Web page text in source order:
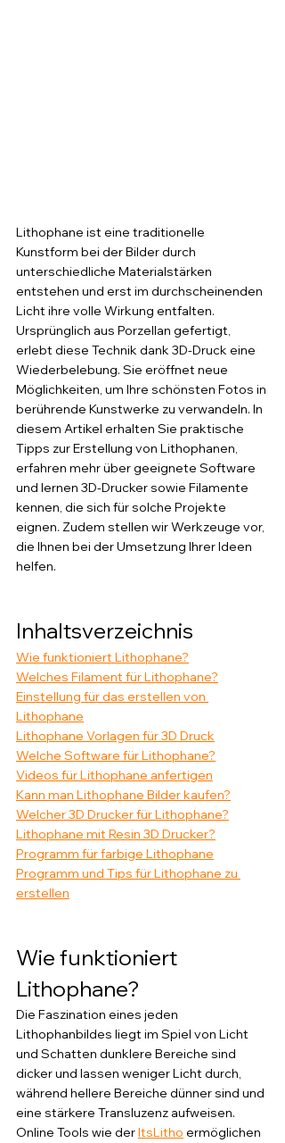
Lithophane ist eine traditionelle
Kunstform bei der Bilder durch
unterschiedliche Materialstärken
entstehen und erst im durchscheinenden
Licht ihre volle Wirkung entfalten.
Ursprünglich aus Porzellan gefertigt,
erlebt diese Technik dank 3D-Druck eine
Wiederbelebung. Sie eröffnet neue
Möglichkeiten, um Ihre schönsten Fotos in
berührende Kunstwerke zu verwandeln. In
diesem Artikel erhalten Sie praktische
Tipps zur Erstellung von Lithophanen,
erfahren mehr über geeignete Software
und lernen 3D-Drucker sowie Filamente
kennen, die sich für solche Projekte
eignen. Zudem stellen wir Werkzeuge vor,
die Ihnen bei der Umsetzung Ihrer Ideen
helfen.
Inhaltsverzeichnis
Wie funktioniert Lithophane?
Welches Filament für Lithophane?
Einstellung für das erstellen von
Lithophane
Lithophane Vorlagen für 3D Druck
Welche Software für Lithophane?
Videos für Lithophane anfertigen
Kann man Lithophane Bilder kaufen?
Welcher 3D Drucker für Lithophane?
Lithophane mit Resin 3D Drucker?
Programm für farbige Lithophane
Programm und Tips für Lithophane zu
erstellen
Wie funktioniert
Lithophane?
Die Faszination eines jeden
Lithophanbildes liegt im Spiel von Licht
und Schatten dunklere Bereiche sind
dicker und lassen weniger Licht durch,
während hellere Bereiche dünner sind und
eine stärkere Transluzenz aufweisen.
Online Tools wie der ItsLitho ermöglichen